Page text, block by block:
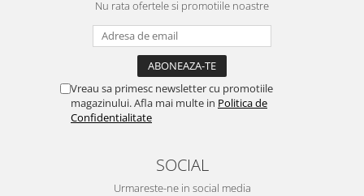
Nu rata ofertele si promotiile noastre
Vreau sa primesc newsletter cu promotiile
magazinului. Afla mai multe in Politica de
Confidentialitate
SOCIAL
Urmareste-ne in social media